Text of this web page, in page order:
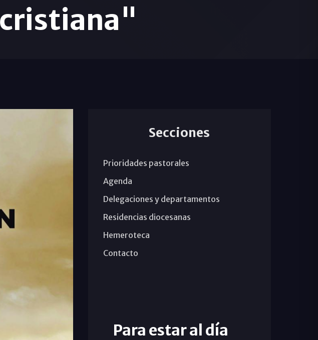
Secciones
Prioridades pastorales
Agenda
Delegaciones y departamentos
Residencias diocesanas
Hemeroteca
Contacto
Para estar al día